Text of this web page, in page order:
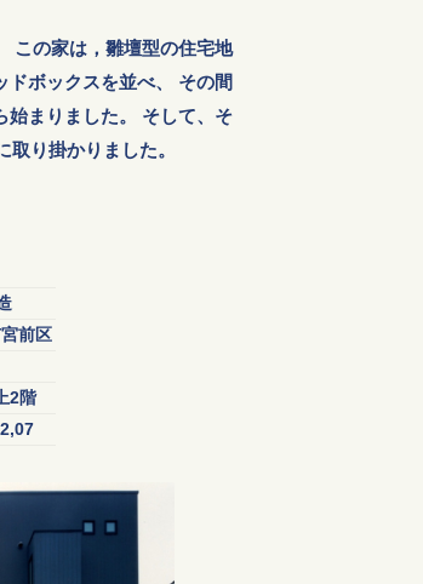
この家は，雛壇型の住宅地
ボックスを並べ、 その間
始まりました。 そして、そ
り掛かりました。
前区
2階